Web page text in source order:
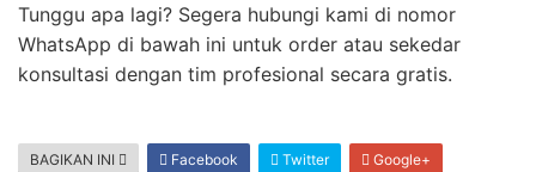
Tunggu apa lagi? Segera hubungi kami di nomor
WhatsApp di bawah ini untuk order atau sekedar
konsultasi dengan tim profesional secara gratis.
BAGIKAN INI Facebook Twitter Google+